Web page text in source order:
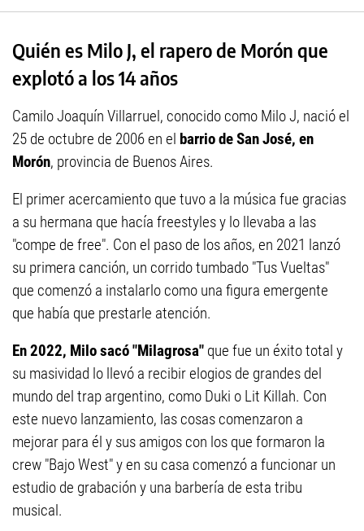
Quién es Milo J, el rapero de Morón que
explotó a los 14 años
Camilo Joaquín Villarruel, conocido como Milo J, nació el
25 de octubre de 2006 en el barrio de San José, en
Morón, provincia de Buenos Aires.
El primer acercamiento que tuvo a la música fue gracias
a su hermana que hacía freestyles y lo llevaba a las
"compe de free". Con el paso de los años, en 2021 lanzó
su primera canción, un corrido tumbado "Tus Vueltas"
que comenzó a instalarlo como una figura emergente
que había que prestarle atención.
En 2022, Milo sacó "Milagrosa" que fue un éxito total y
su masividad lo llevó a recibir elogios de grandes del
mundo del trap argentino, como Duki o Lit Killah. Con
este nuevo lanzamiento, las cosas comenzaron a
mejorar para él y sus amigos con los que formaron la
crew "Bajo West" y en su casa comenzó a funcionar un
estudio de grabación y una barbería de esta tribu
musical.